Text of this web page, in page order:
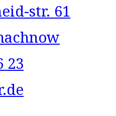
Markt
str. 61
23